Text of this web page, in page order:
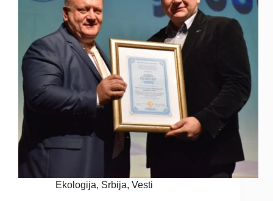
Ekologija, Srbija, Vesti